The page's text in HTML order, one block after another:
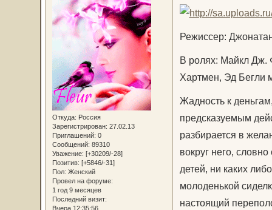
Откуда: Россия
Зарегистрирован: 27.02.13
Приглашений: 0
Сообщений: 89310
Уважение: [+30209/-28]
Позитив: [+5846/-31]
Пол: Женский
Провел на форуме:
1 год 9 месяцев
Последний визит:
Вчера 12:35:56
Режиссер:
В ролях: Майкл Дж.
Хартмен, Эд Бегли
Жадность к
предсказуемым
разбирается в
вокруг него,
детей, ни каких
молоденькой
настоящий